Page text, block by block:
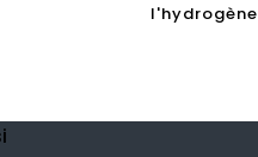
l'hydrogène